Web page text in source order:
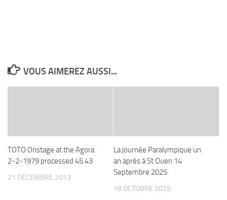
VOUS AIMEREZ AUSSI...
TOTO Onstage at the Agora
2-2-1979 processed 45.43
21 DÉCEMBRE 2013
La journée Paralympique un
an après à St Ouen 14
Septembre 2025
18 OCTOBRE 2025